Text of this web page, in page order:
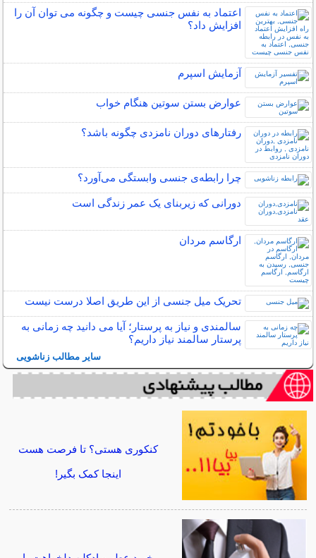
اعتماد به نفس جنسی چیست و چگونه می توان آن را
افزایش داد؟
آزمایش اسپرم
عوارض بستن سوتین هنگام خواب
رفتارهای دوران نامزدی چگونه باشد؟
چرا رابطه‌ی جنسی وابستگی می‌آورد؟
دورانی که زیربنای یک عمر زندگی‌ است
ارگاسم مردان
تحریک میل جنسی از این طریق اصلا درست نیست
سالمندی و نیاز به پرستار؛ آیا می دانید چه زمانی به
پرستار سالمند نیاز داریم؟
سایر مطالب زناشویی
کنکوری هستی؟ تا فرصت هست
اینجا کمک بگیر!